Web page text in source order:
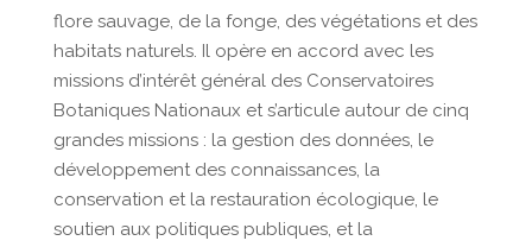
flore sauvage, de la fonge, des végétations et des
habitats naturels. Il opère en accord avec les
missions d’intérêt général des Conservatoires
Botaniques Nationaux et s’articule autour de cinq
grandes missions : la gestion des données, le
développement des connaissances, la
conservation et la restauration écologique, le
soutien aux politiques publiques, et la